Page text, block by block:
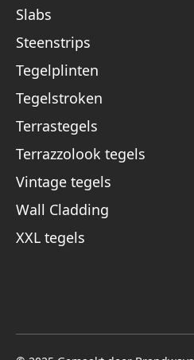
Slabs
Steenstrips
Tegelplinten
Tegelstroken
Terrastegels
Terrazzolook tegels
Vintage tegels
Wall Cladding
XXL tegels